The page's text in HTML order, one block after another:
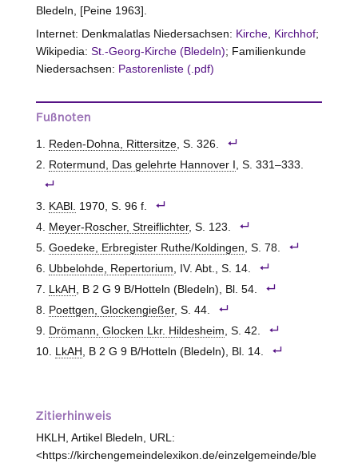
Bledeln, [Peine 1963].
Internet: Denkmalatlas Niedersachsen: Kirche, Kirchhof;
Wikipedia: St.-Georg-Kirche (Bledeln); Familienkunde
Niedersachsen: Pastorenliste (.pdf)
Fußnoten
Reden-Dohna, Rittersitze, S. 326.
Rotermund, Das gelehrte Hannover I , S. 331–333.
KABl. 1970, S. 96 f.
Meyer-Roscher, Streiflichter, S. 123.
Goedeke, Erbregister Ruthe/Koldingen , S. 78.
Ubbelohde, Repertorium , IV. Abt., S. 14.
LkAH , B 2 G 9 B/Hotteln (Bledeln), Bl. 54.
Poettgen, Glockengießer, S. 44.
Drömann, Glocken Lkr. Hildesheim , S. 42.
LkAH , B 2 G 9 B/Hotteln (Bledeln), Bl. 14.
Zitierhinweis
HKLH, Artikel Bledeln, URL:
<https://kirchengemeindelexikon.de/einzelgemeinde/ble